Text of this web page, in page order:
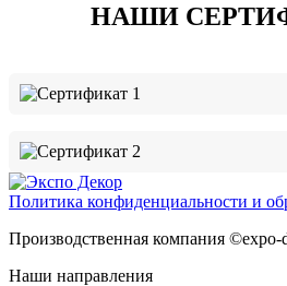
НАШИ
Политика конфиденциальности и
Производственная компания ©expo-
Наши направления